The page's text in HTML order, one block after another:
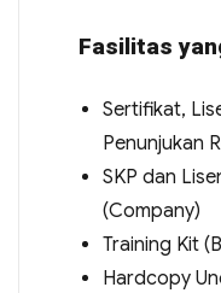
Fasilitas
Sertifikat,
Penunjukan
SKP dan
(Company)
Training Kit
Hardcopy